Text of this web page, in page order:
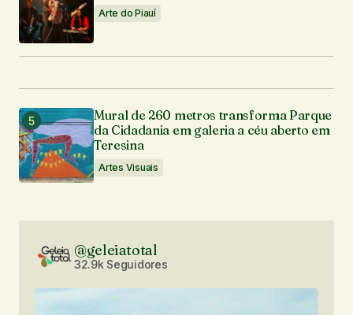
Arte do Piauí
Mural de 260 metros transforma Parque
da Cidadania em galeria a céu aberto em
Teresina
Artes Visuais
@geleiatotal
32.9k Seguidores